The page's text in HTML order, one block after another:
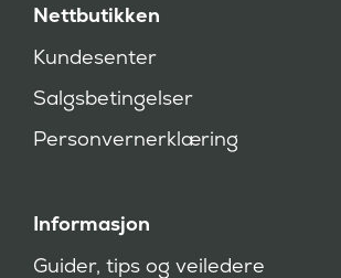
Nettbutikken
Kundesenter
Salgsbetingelser
Personvernerklæring
Informasjon
Guider, tips og veiledere
k
e
d